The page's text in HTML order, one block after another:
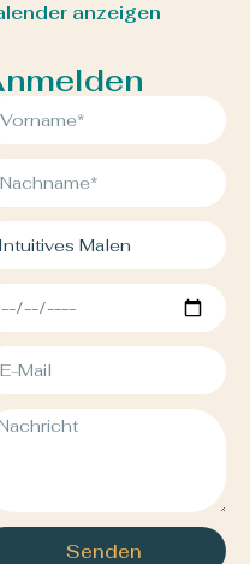
anzeigen
Senden